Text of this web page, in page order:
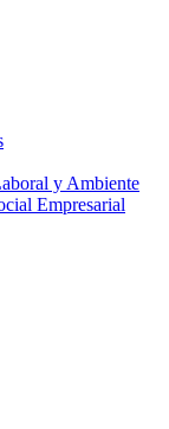
y Ambiente
Empresarial